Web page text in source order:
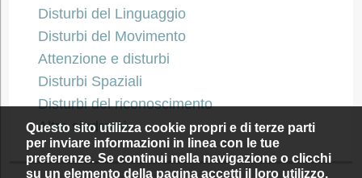
Disturbi del Linguaggio
Disturbi del Movimento
Attenzione e disturbi
Disturbi Spaziali
Disturbi del riconoscimento
Altre sindromi
Questo sito utilizza cookie propri e di terze parti
per inviare informazioni in linea con le tue
preferenze. Se continui nella navigazione o clicchi
su un elemento della pagina accetti il loro utilizzo.